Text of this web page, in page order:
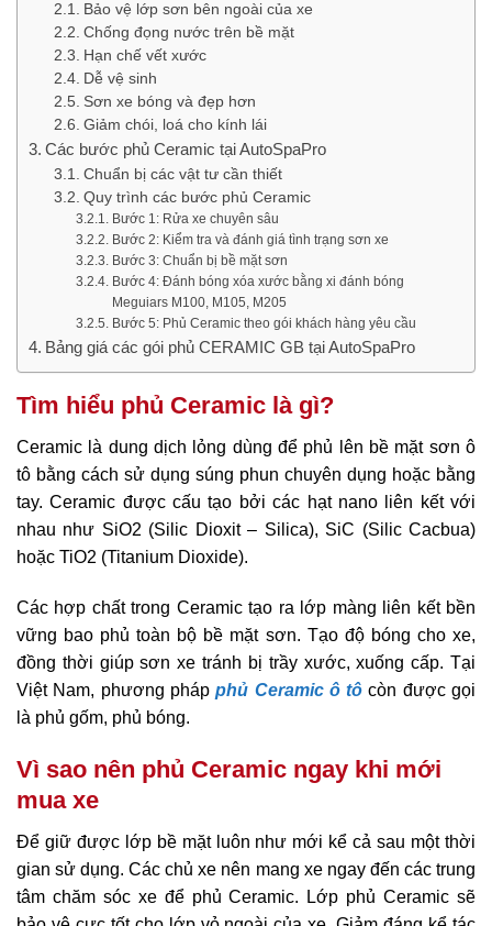
Bảo vệ lớp sơn bên ngoài của xe
Chống đọng nước trên bề mặt
Hạn chế vết xước
Dễ vệ sinh
Sơn xe bóng và đẹp hơn
Giảm chói, loá cho kính lái
Các bước phủ Ceramic tại AutoSpaPro
Chuẩn bị các vật tư cần thiết
Quy trình các bước phủ Ceramic
Bước 1: Rửa xe chuyên sâu
Bước 2: Kiểm tra và đánh giá tình trạng sơn xe
Bước 3: Chuẩn bị bề mặt sơn
Bước 4: Đánh bóng xóa xước bằng xi đánh bóng
Meguiars M100, M105, M205
Bước 5: Phủ Ceramic theo gói khách hàng yêu cầu
Bảng giá các gói phủ CERAMIC GB tại AutoSpaPro
Tìm hiểu phủ Ceramic là gì?
Ceramic là dung dịch lỏng dùng để phủ lên bề mặt sơn ô
tô bằng cách sử dụng súng phun chuyên dụng hoặc bằng
tay. Ceramic được cấu tạo bởi các hạt nano liên kết với
nhau như SiO2 (Silic Dioxit – Silica), SiC (Silic Cacbua)
hoặc TiO­­2 (Titanium Dioxide).
Các hợp chất trong Ceramic tạo ra lớp màng liên kết bền
vững bao phủ toàn bộ bề mặt sơn. Tạo độ bóng cho xe,
đồng thời giúp sơn xe tránh bị trầy xước, xuống cấp. Tại
Việt Nam, phương phápphủ Ceramic ô tô còn được gọi
là phủ gốm, phủ bóng.
Vì sao nên phủ Ceramic ngay khi mới
mua xe
Để giữ được lớp bề mặt luôn như mới kể cả sau một thời
gian sử dụng. Các chủ xe nên mang xe ngay đến các trung
tâm chăm sóc xe để phủ Ceramic. Lớp phủ Ceramic sẽ